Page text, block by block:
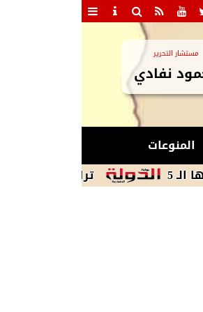
مستشار التحرير
نفادي
المنوعات
ترامب يوقع أمرين